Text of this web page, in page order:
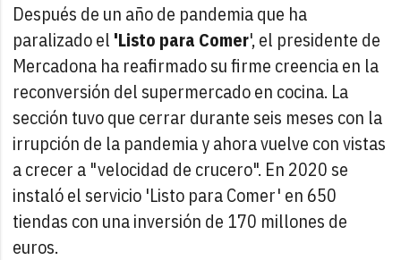
Después de un año de pandemia que ha
paralizado el 'Listo para Comer', el presidente de
Mercadona ha reafirmado su firme creencia en la
reconversión del supermercado en cocina. La
sección tuvo que cerrar durante seis meses con la
irrupción de la pandemia y ahora vuelve con vistas
a crecer a "velocidad de crucero". En 2020 se
instaló el servicio 'Listo para Comer' en 650
tiendas con una inversión de 170 millones de
euros.